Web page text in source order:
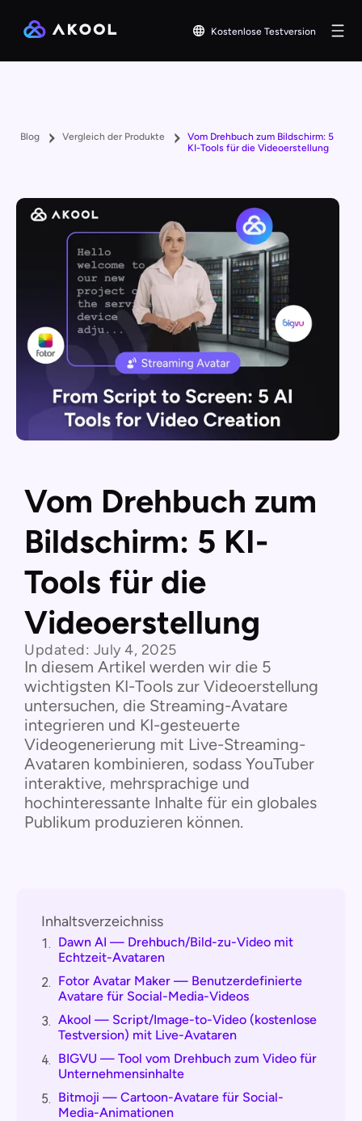
Kostenlose Testversion
Blog Vergleich der Produkte
Vom Drehbuch zum Bildschirm: 5
KI-Tools für die Videoerstellung
Vom Drehbuch zum
Bildschirm: 5 KI-
Tools für die
Videoerstellung
Updated: July 4, 2025
In diesem Artikel werden wir die 5
wichtigsten KI-Tools zur Videoerstellung
untersuchen, die Streaming-Avatare
integrieren und KI-gesteuerte
Videogenerierung mit Live-Streaming-
Avataren kombinieren, sodass YouTuber
interaktive, mehrsprachige und
hochinteressante Inhalte für ein globales
Publikum produzieren können.
Inhaltsverzeichniss
1. Dawn AI — Drehbuch/Bild-zu-Video mit
Echtzeit-Avataren
2. Fotor Avatar Maker — Benutzerdefinierte
Avatare für Social-Media-Videos
3. Akool — Script/Image-to-Video (kostenlose
Testversion) mit Live-Avataren
4. BIGVU — Tool vom Drehbuch zum Video für
Unternehmensinhalte
5. Bitmoji — Cartoon-Avatare für Social-
Media-Animationen